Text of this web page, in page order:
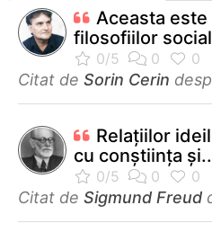
Aceasta
filosofiilor
Citat de Sorin Cerin
Relaţiilor
cu conştiinţa
Citat de Sigmund Freud